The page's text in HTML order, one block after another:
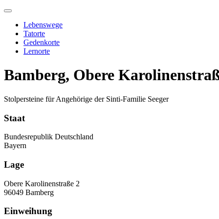
Skip
contentLebenswege
Tatorte
Gedenkorte
Lernorte
Bamberg, Obere
Stolpersteine für Angehörige der Sinti-Familie Seeger
Staat
Bundesrepublik Deutschland
Bayern
Lage
Obere Karolinenstraße 2
96049 Bamberg
Einweihung